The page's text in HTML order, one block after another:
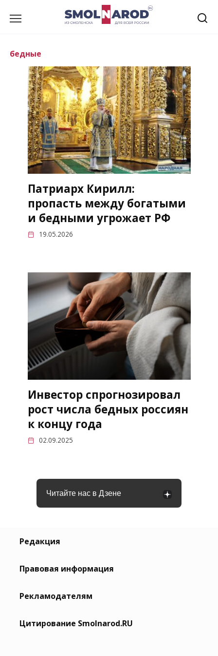
бедные
Патриарх Кирилл:
пропасть между богатыми
и бедными угрожает РФ
19.05.2026
Инвестор спрогнозировал
рост числа бедных россиян
к концу года
02.09.2025
Читайте нас в Дзене
Редакция
Правовая информация
Рекламодателям
Цитирование Smolnarod.RU